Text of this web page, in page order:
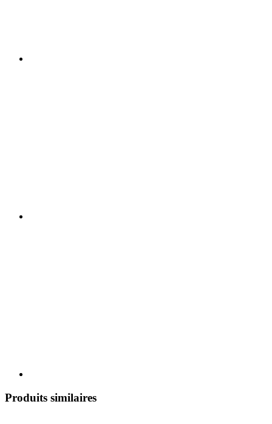
Produits similaires